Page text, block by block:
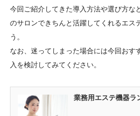
今回ご紹介してきた導入方法や選び方な
のサロンできちんと活躍してくれるエス
う。
なお、迷ってしまった場合には今回おす
入を検討してみてください。
業務用エステ機器ラ